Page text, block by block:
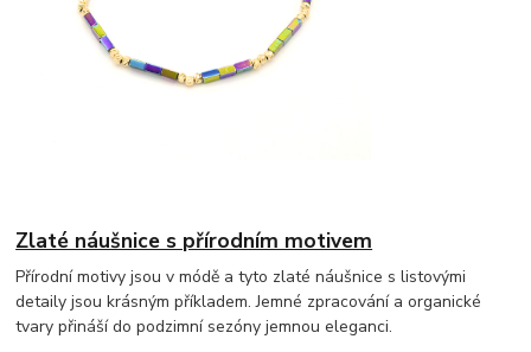
Zlaté náušnice s přírodním motivem
Přírodní motivy jsou v módě a tyto zlaté náušnice s listovými
detaily jsou krásným příkladem. Jemné zpracování a organické
tvary přináší do podzimní sezóny jemnou eleganci.